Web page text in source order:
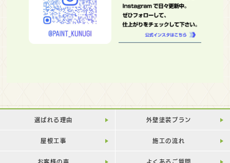
選ばれる理由 外壁塗装プラン
屋根工事 施工の流れ
お客様の声 よくあるご質問